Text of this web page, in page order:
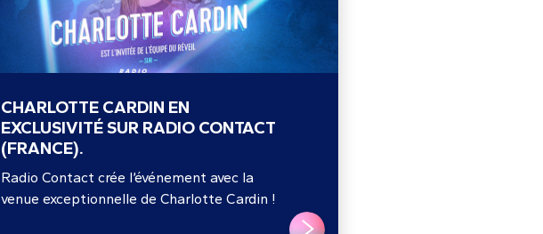
CHARLOTTE CARDIN EN
EXCLUSIVITÉ SUR RADIO CONTACT
(FRANCE).
Radio Contact crée l’événement avec la
venue exceptionnelle de Charlotte Cardin !